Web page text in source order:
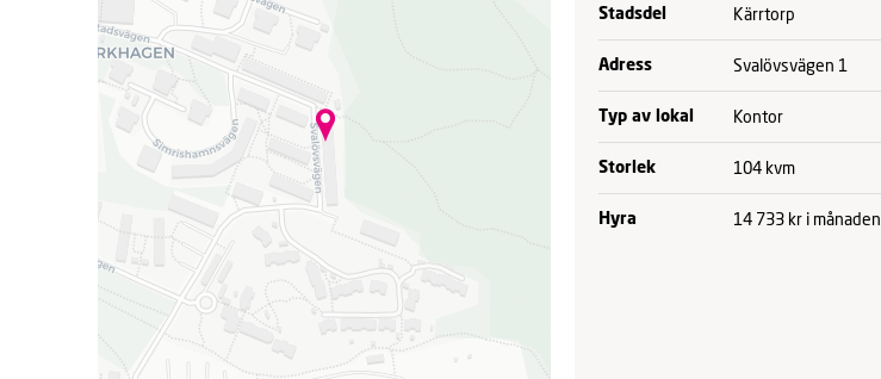
.
Stadsdel Kärrtorp
Adress Svalövsvägen 1
Typ av lokal Kontor
Storlek 104 kvm
Hyra 14 733 kr i månaden